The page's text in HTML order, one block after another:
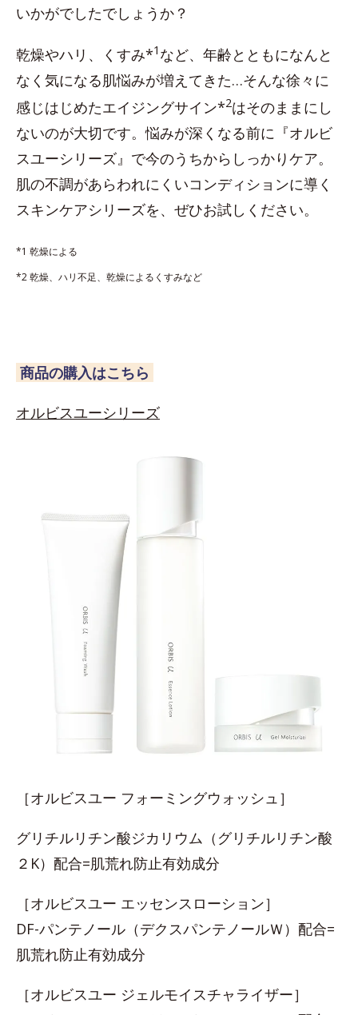
いかがでしたでしょうか？
乾燥やハリ、くすみ*1 など、年齢とともになんと
なく気になる肌悩みが増えてきた…そんな徐々に
感じはじめたエイジングサイン*2はそのままにし
ないのが大切です。悩みが深くなる前に『オルビ
スユーシリーズ』で今のうちからしっかりケア。
肌の不調があらわれにくいコンディションに導く
スキンケアシリーズを、ぜひお試しください。
*1 乾燥による
*2 乾燥、ハリ不足、乾燥によるくすみなど
商品の購入はこちら
オルビスユーシリーズ
［オルビスユー フォーミングウォッシュ］
グリチルリチン酸ジカリウム（グリチルリチン酸
２K）配合=肌荒れ防止有効成分
［オルビスユー エッセンスローション］
DF-パンテノール（デクスパンテノールＷ）配合=
肌荒れ防止有効成分
［オルビスユー ジェルモイスチャライザー］